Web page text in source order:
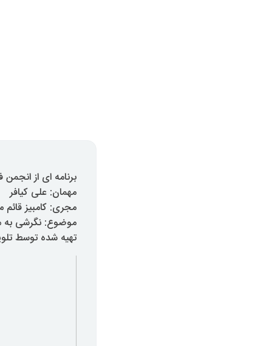
برنامه ای از
مهمان: علی کیافر
مجری: کامبیز قائم
موضوع: نگرشی به
تهیه شده توسط